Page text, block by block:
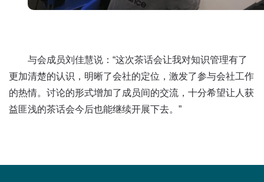
与会成员刘佳慧说：“这次茶话会让我对知识管理有了
更加清楚的认识，明晰了会社的定位，激发了参与会社工作
的热情。讨论的形式增加了成员间的交流，十分希望让人获
益匪浅的茶话会今后也能继续开展下去。”